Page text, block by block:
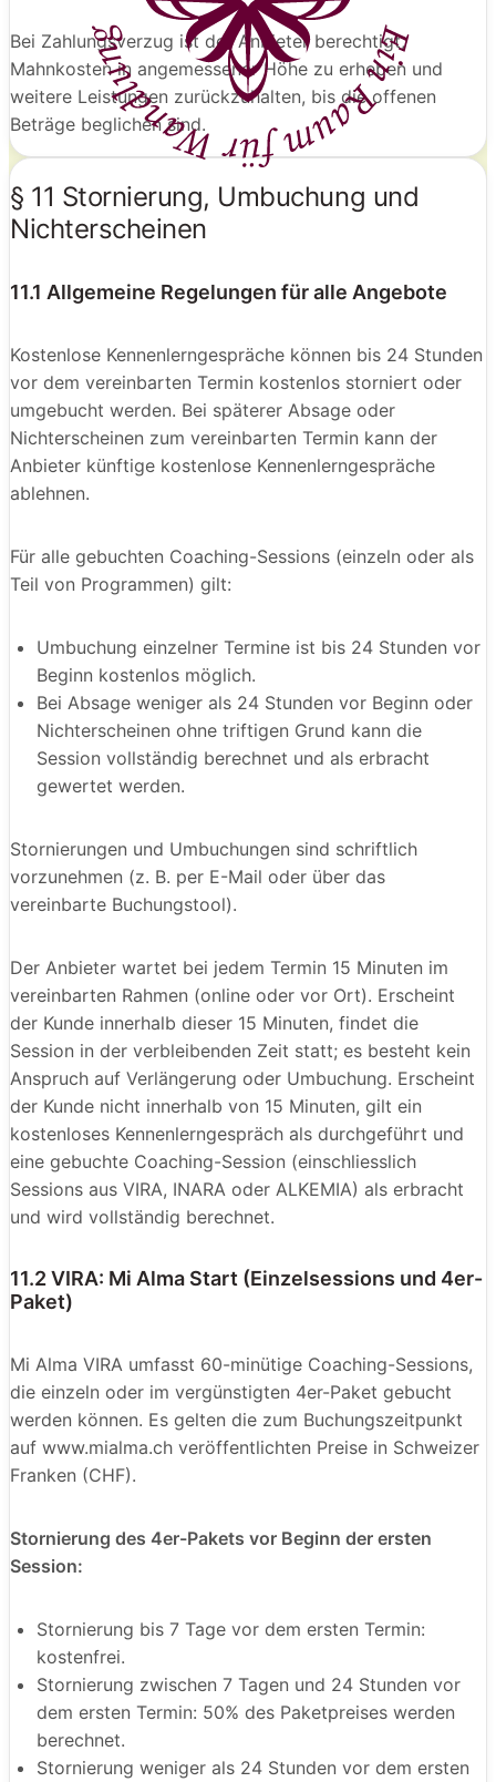
Bei Zahlungsverzug ist der Anbieter berechtigt,
Mahnkosten in angemessener Höhe zu erheben und
weitere Leistungen zurückzuhalten, bis die offenen
Beträge beglichen sind.
§ 11 Stornierung, Umbuchung und
Nichterscheinen
11.1 Allgemeine Regelungen für alle Angebote
Kostenlose Kennenlerngespräche können bis 24 Stunden
vor dem vereinbarten Termin kostenlos storniert oder
umgebucht werden. Bei späterer Absage oder
Nichterscheinen zum vereinbarten Termin kann der
Anbieter künftige kostenlose Kennenlerngespräche
ablehnen.
Für alle gebuchten Coaching-Sessions (einzeln oder als
Teil von Programmen) gilt:
Umbuchung einzelner Termine ist bis 24 Stunden vor
Beginn kostenlos möglich.
Bei Absage weniger als 24 Stunden vor Beginn oder
Nichterscheinen ohne triftigen Grund kann die
Session vollständig berechnet und als erbracht
gewertet werden.
Stornierungen und Umbuchungen sind schriftlich
vorzunehmen (z. B. per E-Mail oder über das
vereinbarte Buchungstool).
Der Anbieter wartet bei jedem Termin 15 Minuten im
vereinbarten Rahmen (online oder vor Ort). Erscheint
der Kunde innerhalb dieser 15 Minuten, findet die
Session in der verbleibenden Zeit statt; es besteht kein
Anspruch auf Verlängerung oder Umbuchung. Erscheint
der Kunde nicht innerhalb von 15 Minuten, gilt ein
kostenloses Kennenlerngespräch als durchgeführt und
eine gebuchte Coaching-Session (einschliesslich
Sessions aus VIRA, INARA oder ALKEMIA) als erbracht
und wird vollständig berechnet.
11.2 VIRA: Mi Alma Start (Einzelsessions und 4er-
Paket)
Mi Alma VIRA umfasst 60-minütige Coaching-Sessions,
die einzeln oder im vergünstigten 4er-Paket gebucht
werden können. Es gelten die zum Buchungszeitpunkt
auf www.mialma.ch veröffentlichten Preise in Schweizer
Franken (CHF).
Stornierung des 4er-Pakets vor Beginn der ersten
Session:
Stornierung bis 7 Tage vor dem ersten Termin:
kostenfrei.
Stornierung zwischen 7 Tagen und 24 Stunden vor
dem ersten Termin: 50% des Paketpreises werden
berechnet.
Stornierung weniger als 24 Stunden vor dem ersten